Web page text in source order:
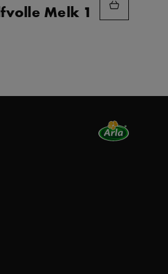
Melk 1